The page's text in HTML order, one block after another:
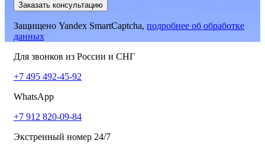
Заказать консультацию
Защищено Yandex SmartCaptcha, подробнее об обработке
данных
Для звонков из России и СНГ
+7 495 492-45-92
WhatsApp
+7 912 820-09-84
Экстренный номер 24/7